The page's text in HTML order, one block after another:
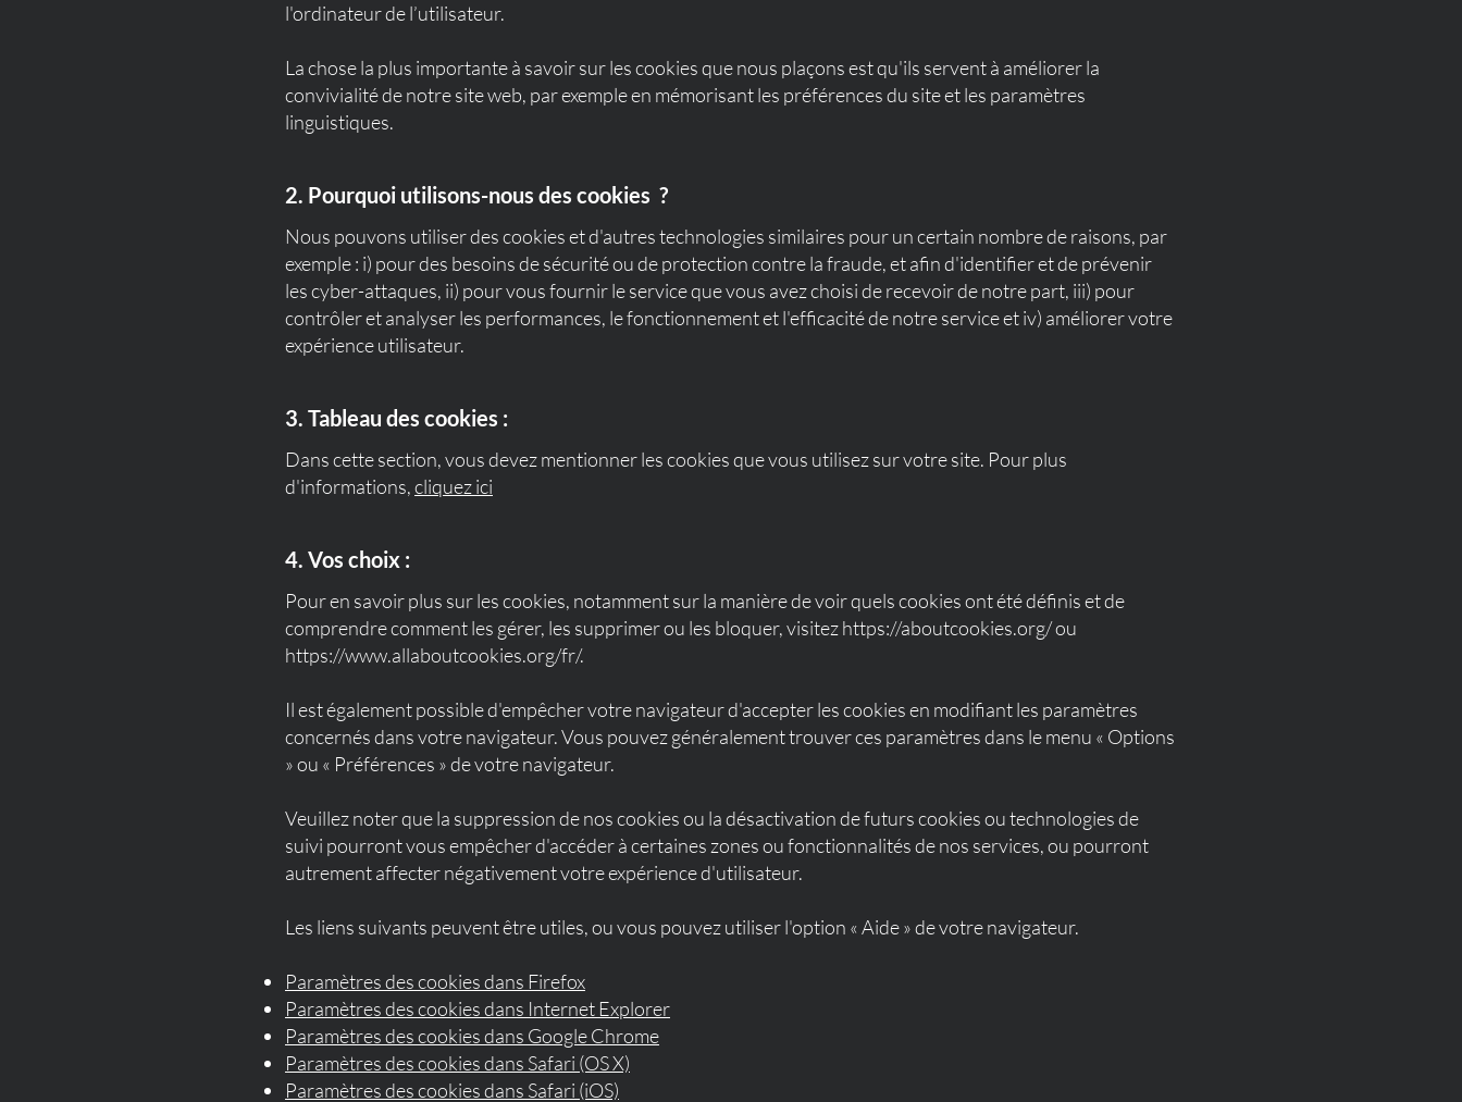
l'ordinateur de l’utilisateur.
La chose la plus importante à savoir sur les cookies que nous plaçons est qu'ils servent à améliorer la
convivialité de notre site web, par exemple en mémorisant les préférences du site et les paramètres
linguistiques.
2. Pourquoi utilisons-nous des cookies ?
Nous pouvons utiliser des cookies et d'autres technologies similaires pour un certain nombre de raisons, par
exemple : i) pour des besoins de sécurité ou de protection contre la fraude, et afin d'identifier et de prévenir
les cyber-attaques, ii) pour vous fournir le service que vous avez choisi de recevoir de notre part, iii) pour
contrôler et analyser les performances, le fonctionnement et l'efficacité de notre service et iv) améliorer votre
expérience utilisateur.
3. Tableau des cookies :
Dans cette section, vous devez mentionner les cookies que vous utilisez sur votre site. Pour plus
d'informations,cliquez ici
4. Vos choix :
Pour en savoir plus sur les cookies, notamment sur la manière de voir quels cookies ont été définis et de
comprendre comment les gérer, les supprimer ou les bloquer, visitezhttps://aboutcookies.org/ou
https://www.allaboutcookies.org/fr/.
Il est également possible d'empêcher votre navigateur d'accepter les cookies en modifiant les paramètres
concernés dans votre navigateur. Vous pouvez généralement trouver ces paramètres dans le menu « Options
» ou « Préférences » de votre navigateur.
Veuillez noter que la suppression de nos cookies ou la désactivation de futurs cookies ou technologies de
suivi pourront vous empêcher d'accéder à certaines zones ou fonctionnalités de nos services, ou pourront
autrement affecter négativement votre expérience d'utilisateur.
Les liens suivants peuvent être utiles, ou vous pouvez utiliser l'option « Aide » de votre navigateur.
Paramètres des cookies dans Firefox
Paramètres des cookies dans Internet Explorer
Paramètres des cookies dans Google Chrome
Paramètres des cookies dans Safari (OS X)
Paramètres des cookies dans Safari (iOS)